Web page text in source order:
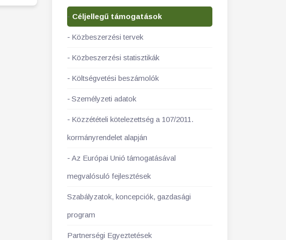
Céljellegű támogatások
Közbeszerzési tervek
Közbeszerzési statisztikák
Költségvetési beszámolók
Személyzeti adatok
Közzétételi kötelezettség a 107/2011.
kormányrendelet alapján
Az Európai Unió támogatásával
megvalósuló fejlesztések
Szabályzatok, koncepciók, gazdasági
program
Partnerségi Egyeztetések